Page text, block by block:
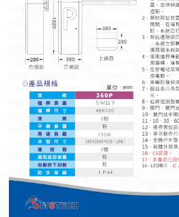
電動遮陽簾系列
監控系統系列
影視對講整合系統系列
數位看板系列